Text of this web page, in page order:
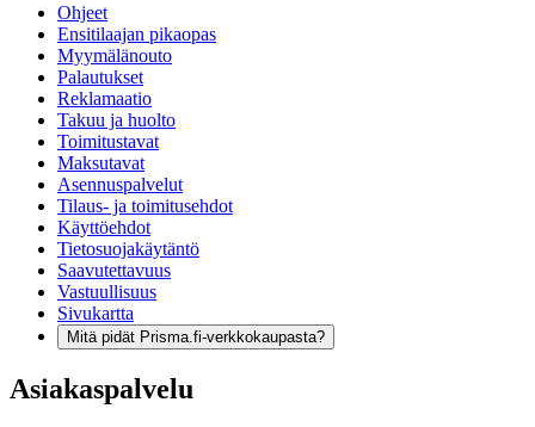
Ohjeet
Ensitilaajan pikaopas
Myymälänouto
Palautukset
Reklamaatio
Takuu ja huolto
Toimitustavat
Maksutavat
Asennuspalvelut
Tilaus- ja toimitusehdot
Käyttöehdot
Tietosuojakäytäntö
Saavutettavuus
Vastuullisuus
Sivukartta
Mitä pidät Prisma.fi-verkkokaupasta?
Asiakaspalvelu